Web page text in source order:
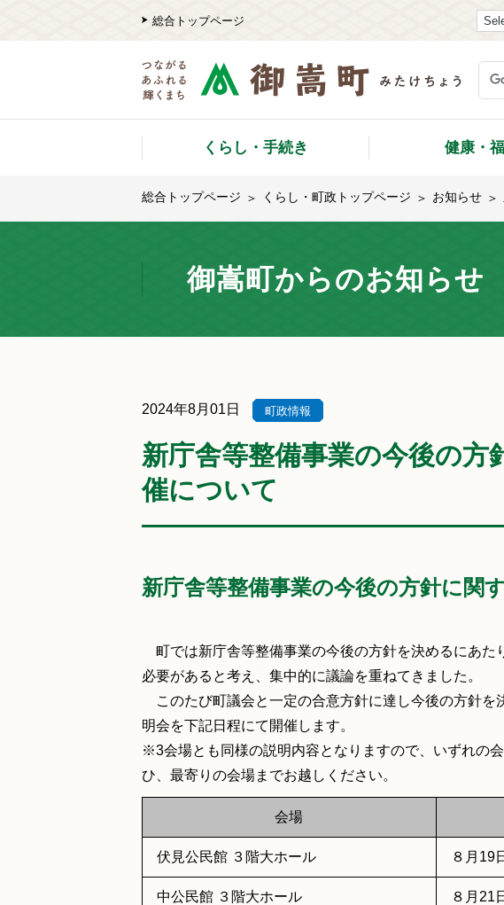
総合トップページ
くらし・手続き 健康・
総合トップページ くらし・町政トップページ お知らせ
御嵩町からのお知らせ
2024年8月01日 町政情報
新庁舎等整備事業の今後の方
催について
新庁舎等整備事業の今後の方針に関
町では新庁舎等整備事業の今後の方針を決めるにあた
必要があると考え、集中的に議論を重ねてきました。
このたび町議会と一定の合意方針に達し今後の方針を
明会を下記日程にて開催します。
※3会場とも同様の説明内容となりますので、いずれの
ひ、最寄りの会場までお越しください。
会場
伏見公民館 ３階大ホール ８月19
中公民館 ３階大ホール ８月21